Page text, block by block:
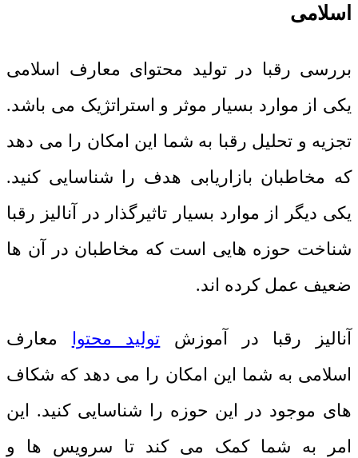
اسلامی
بررسی رقبا در تولید محتوای معارف اسلامی
یکی از موارد بسیار موثر و استراتژیک می باشد.
تجزیه و تحلیل رقبا به شما این امکان را می دهد
که مخاطبان بازاریابی هدف را شناسایی کنید.
یکی دیگر از موارد بسیار تاثیرگذار در آنالیز رقبا
شناخت حوزه هایی است که مخاطبان در آن ها
ضعیف عمل کرده اند.
آنالیز رقبا در آموزش تولید محتوا معارف
اسلامی به شما این امکان را می دهد که شکاف
های موجود در این حوزه را شناسایی کنید. این
امر به شما کمک می کند تا سرویس ها و